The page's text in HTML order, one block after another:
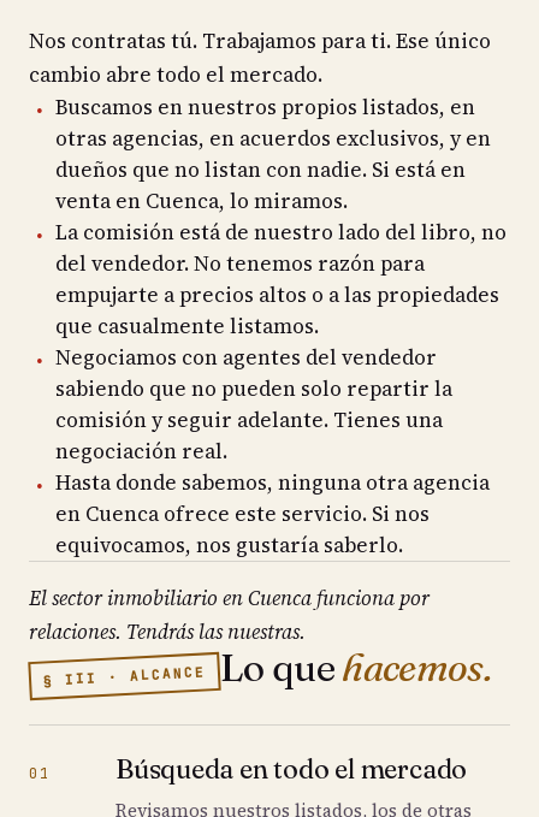
Nos contratas tú. Trabajamos para ti. Ese único
cambio abre todo el mercado.
Buscamos en nuestros propios listados, en
otras agencias, en acuerdos exclusivos, y en
dueños que no listan con nadie. Si está en
venta en Cuenca, lo miramos.
La comisión está de nuestro lado del libro, no
del vendedor. No tenemos razón para
empujarte a precios altos o a las propiedades
que casualmente listamos.
Negociamos con agentes del vendedor
sabiendo que no pueden solo repartir la
comisión y seguir adelante. Tienes una
negociación real.
Hasta donde sabemos, ninguna otra agencia
en Cuenca ofrece este servicio. Si nos
equivocamos, nos gustaría saberlo.
El sector inmobiliario en Cuenca funciona por
relaciones. Tendrás las nuestras.
§ III · ALCANCE Lo quehacemos.
01 Búsqueda en todo el mercado
Revisamos nuestros listados, los de otras